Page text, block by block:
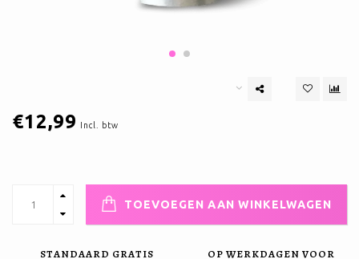
€12,99 Incl. btw
TOEVOEGEN AAN WINKELWAGEN
STANDAARD GRATIS
OP WERKDAGEN VOOR